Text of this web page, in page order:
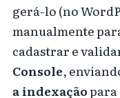
gerá-lo (no
manualmente
cadastrar e
Console,
a indexaçãopara